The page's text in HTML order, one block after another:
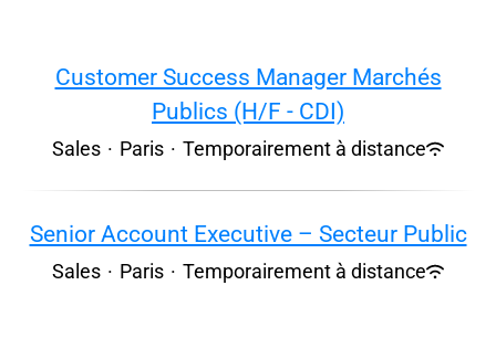
Customer Success Manager Marchés
Publics (H/F - CDI)
Sales · Paris · Temporairement à distance
Senior Account Executive – Secteur Public
Sales · Paris · Temporairement à distance